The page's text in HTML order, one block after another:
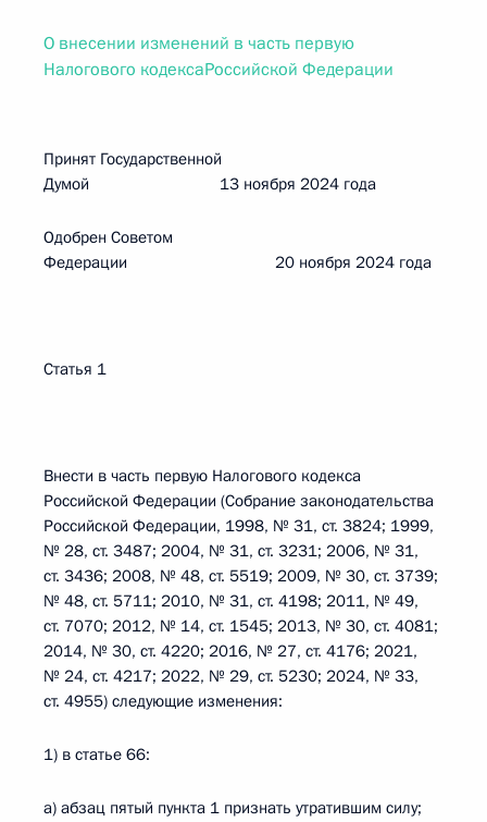
О внесении изменений в часть первую
Налогового кодексаРоссийской Федерации
Принят Государственной
Думой 13 ноября 2024 года
Одобрен Советом
Федерации 20 ноября 2024 года
Статья 1
Внести в часть первую Налогового кодекса
Российской Федерации (Собрание законодательства
Российской Федерации, 1998, № 31, ст. 3824; 1999,
№ 28, ст. 3487; 2004, № 31, ст. 3231; 2006, № 31,
ст. 3436; 2008, № 48, ст. 5519; 2009, № 30, ст. 3739;
№ 48, ст. 5711; 2010, № 31, ст. 4198; 2011, № 49,
ст. 7070; 2012, № 14, ст. 1545; 2013, № 30, ст. 4081;
2014, № 30, ст. 4220; 2016, № 27, ст. 4176; 2021,
№ 24, ст. 4217; 2022, № 29, ст. 5230; 2024, № 33,
ст. 4955) следующие изменения:
1) в статье 66:
а) абзац пятый пункта 1 признать утратившим силу;